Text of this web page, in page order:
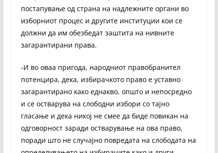
постапување од странa на надлежните органи во
изборниот процес и другите институции кои се
должни да им обезбедат заштита на нивните
загарантирани права.
-И во оваа пригода, народниот правобранител
потенцира, дека, избирачкото право е уставно
загарантирано како еднакво, општо и непосредно
и се остварува на слободни избори со тајно
гласање и дека никој не смее да биде повикан на
одговорност заради остварување на ова право,
поради што не случајно повредата на слободата на